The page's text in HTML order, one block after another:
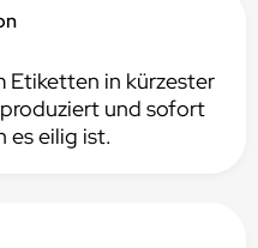
Etiketten in kürzester
und sofort
es eilig ist.